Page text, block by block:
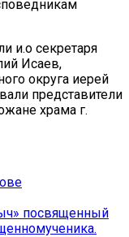
и.о секретаря
Исаев,
округа иерей
представители
храма г.
посвященный